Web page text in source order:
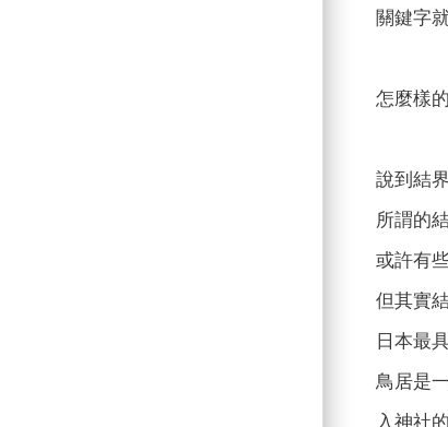
關鍵字
怎麼樣
說到結
所謂的
或許有
但其實
日本最
鳥居是
入神社